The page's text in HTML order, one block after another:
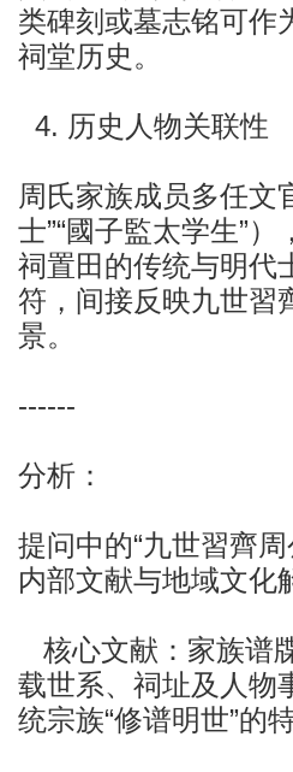
类碑刻或墓志铭可作
祠堂历史。
4. 历史人物关联性
周氏家族成员多任文
士”“國子監太学生”
祠置田的传统与明代
符，间接反映九世習
景。
------
分析：
提问中的“九世習齊
内部文献与地域文化
核心文献：家族谱
载世系、祠址及人物
统宗族“修谱明世”的特